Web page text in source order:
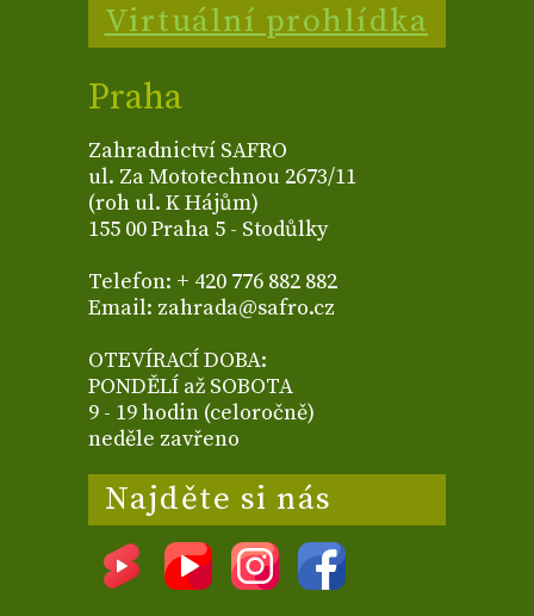
Virtuální prohlídka
Praha
Zahradnictví SAFRO
ul. Za Mototechnou 2673/11
(roh ul. K Hájům)
155 00 Praha 5 - Stodůlky
Telefon: + 420 776 882 882
Email: zahrada@safro.cz
OTEVÍRACÍ DOBA:
PONDĚLÍ až SOBOTA
9 - 19 hodin (celoročně)
neděle zavřeno
Najděte si nás